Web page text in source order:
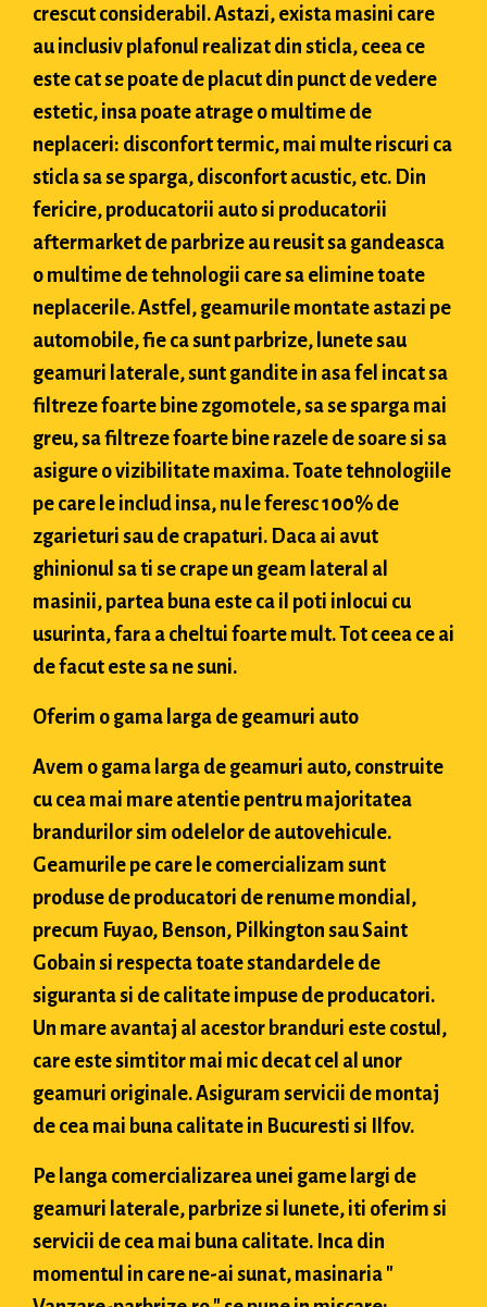
crescut considerabil. Astazi, exista masini care
au inclusiv plafonul realizat din sticla, ceea ce
este cat se poate de placut din punct de vedere
estetic, insa poate atrage o multime de
neplaceri: disconfort termic, mai multe riscuri ca
sticla sa se sparga, disconfort acustic, etc. Din
fericire, producatorii auto si producatorii
aftermarket de parbrize au reusit sa gandeasca
o multime de tehnologii care sa elimine toate
neplacerile. Astfel, geamurile montate astazi pe
automobile, fie ca sunt parbrize, lunete sau
geamuri laterale, sunt gandite in asa fel incat sa
filtreze foarte bine zgomotele, sa se sparga mai
greu, sa filtreze foarte bine razele de soare si sa
asigure o vizibilitate maxima. Toate tehnologiile
pe care le includ insa, nu le feresc 100% de
zgarieturi sau de crapaturi. Daca ai avut
ghinionul sa ti se crape un geam lateral al
masinii, partea buna este ca il poti inlocui cu
usurinta, fara a cheltui foarte mult. Tot ceea ce ai
de facut este sa ne suni.
Oferim o gama larga de geamuri auto
Avem o gama larga de geamuri auto, construite
cu cea mai mare atentie pentru majoritatea
brandurilor sim odelelor de autovehicule.
Geamurile pe care le comercializam sunt
produse de producatori de renume mondial,
precum Fuyao, Benson, Pilkington sau Saint
Gobain si respecta toate standardele de
siguranta si de calitate impuse de producatori.
Un mare avantaj al acestor branduri este costul,
care este simtitor mai mic decat cel al unor
geamuri originale. Asiguram servicii de montaj
de cea mai buna calitate in Bucuresti si Ilfov.
Pe langa comercializarea unei game largi de
geamuri laterale, parbrize si lunete, iti oferim si
servicii de cea mai buna calitate. Inca din
momentul in care ne-ai sunat, masinaria "